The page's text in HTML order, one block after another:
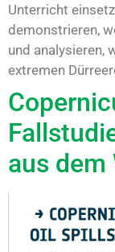
Unterricht
demonstrieren,
und analysieren,
extremen
aus dem